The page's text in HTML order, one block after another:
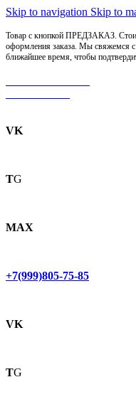
Skip to navigation Skip to
Товар с кнопкой ПРЕДЗАКАЗ.
оформления заказа. Мы свяжемся
ближайшее время, чтобы
VK
TG
MAX
+7(999)805-75-85
VK
TG